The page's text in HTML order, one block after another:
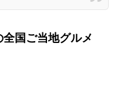
国ご当地グルメ